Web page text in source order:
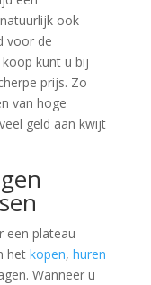
ook
voor de
kunt u bij
prijs. Zo
van hoge
geld aan kwijt
een plateau
het kopen, huren
Wanneer u